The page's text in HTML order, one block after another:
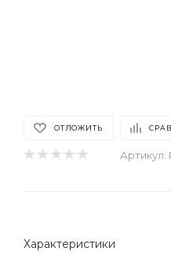
ОТЛОЖИТЬ
Артикул:
Характеристики